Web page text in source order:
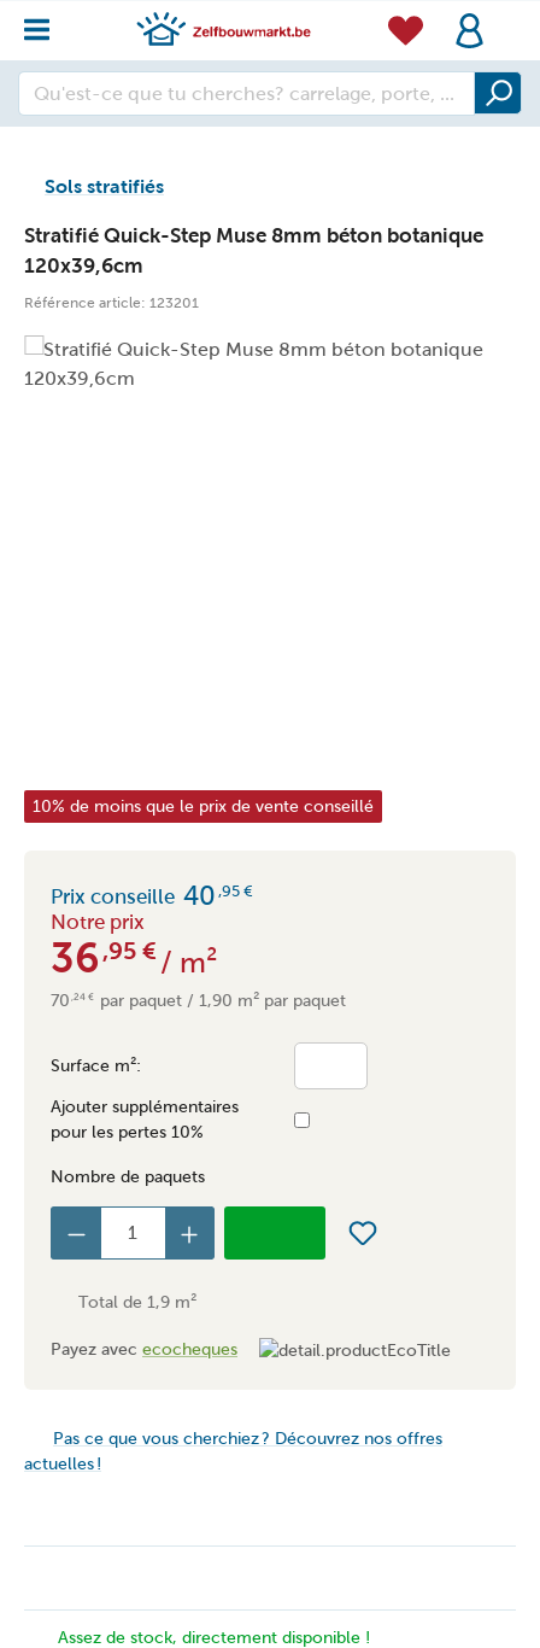
Sols stratifiés
Stratifié Quick-Step Muse 8mm béton botanique
120x39,6cm
Référence article: 123201
10% de moins que le prix de vente conseillé
Notre prix
36 ,95 €/ m²
Prix conseille 40 ,95€
70 ,24 € par paquet / 1,90 m² par paquet
Surface m²:
Ajouter supplémentaires
pour les pertes 10%
Nombre de paquets
Total de 1,9 m²
Payez avec ecocheques
Pas ce que vous cherchiez ? Découvrez nos offres
actuelles !
Assez de stock, directement disponible !